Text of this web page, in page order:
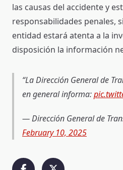
las causas del accidente y
responsabilidades penales,
entidad estará atenta a la
disposición la información
La Dirección General de
en general informa:
— Dirección General de
February 10, 2025